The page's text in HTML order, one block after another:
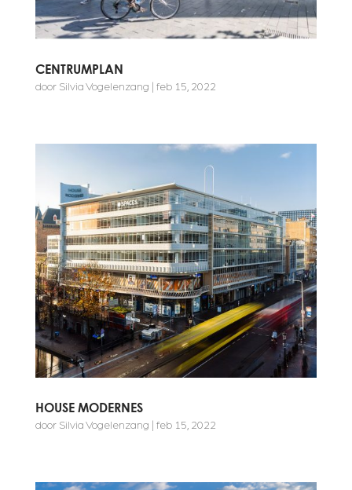
CENTRUMPLAN
door Silvia Vogelenzang feb 15, 2022
HOUSE MODERNES
door Silvia Vogelenzang feb 15, 2022